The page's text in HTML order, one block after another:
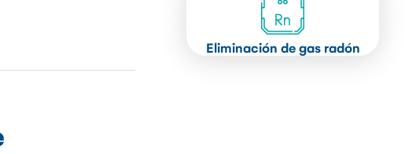
Eliminación de gas radón